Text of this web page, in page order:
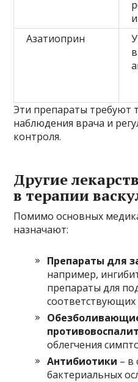
Азатиоприн
Эти препараты требуют
наблюдения врача и
контроля.
Другие
в терапии
Помимо основных
назначают:
Препараты для
например,
препараты для
соответствующих
облегчения
Антибиотики – в
бактериальных